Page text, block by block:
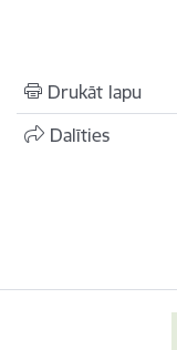
Drukāt lapu
Dalīties